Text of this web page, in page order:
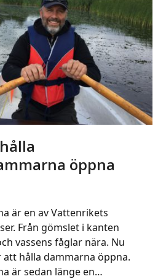
öppna
är en av Vattenrikets
Från gömslet i kanten
vassens fåglar nära. Nu
hålla dammarna öppna.
är sedan länge en…